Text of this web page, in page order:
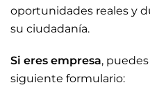
oportunidades reales y
su ciudadanía.
Si eres empresa,
siguiente formulario: